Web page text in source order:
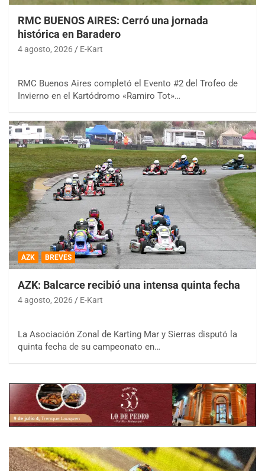
RMC BUENOS AIRES: Cerró una jornada
histórica en Baradero
4 agosto, 2026 E-Kart
RMC Buenos Aires completó el Evento #2 del Trofeo de
Invierno en el Kartódromo «Ramiro Tot»…
AZK BREVES
AZK: Balcarce recibió una intensa quinta fecha
4 agosto, 2026 E-Kart
La Asociación Zonal de Karting Mar y Sierras disputó la
quinta fecha de su campeonato en…